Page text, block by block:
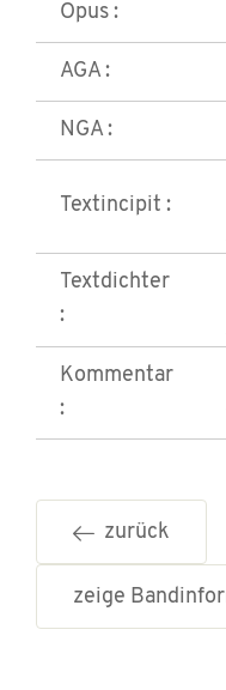
Opus :
AGA :
NGA :
Textincipit :
Textdichter
:
Kommentar
:
zurück
zeige